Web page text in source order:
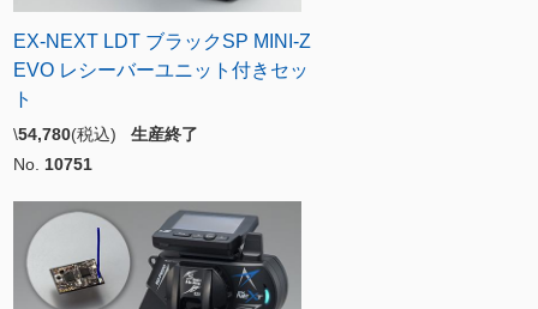
EX-NEXT LDT ブラックSP MINI-Z
EVO レシーバーユニット付きセッ
ト
\54,780(税込) 生産終了
No. 10751